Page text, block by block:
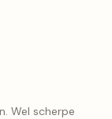
Wel scherpe